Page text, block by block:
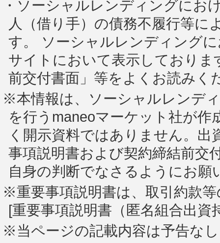
・ソーシャルレンディングにお
人（借り手）の債務不履行等
す。 ソーシャルレンディング
サイトにおいて表示しておりま
前交付書面」等をよくお読みく
※本情報は、ソーシャルレンデ
を行うmaneoマーケット社が
く開示資料ではありません。
事項説明書および契約締結前交
自身の判断でなさるようにお願
※重要事項説明書は、取引約款
[重要事項説明書（匿名組合出
※当ページの記載内容は予告な